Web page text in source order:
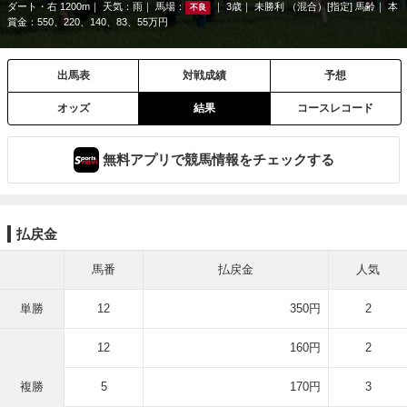
ダート・右 1200m 天気： 雨 馬場： 不良 3歳 未勝利 （混合）[指定] 馬齢
本
賞金：550、220、140、83、55万円
出馬表 対戦成績 予想
オッズ 結果 コースレコード
無料アプリで競馬情報をチェックする
払戻金
馬番 払戻金 人気
単勝 12 350円 2
複勝
12 160円 2
5 170円 3